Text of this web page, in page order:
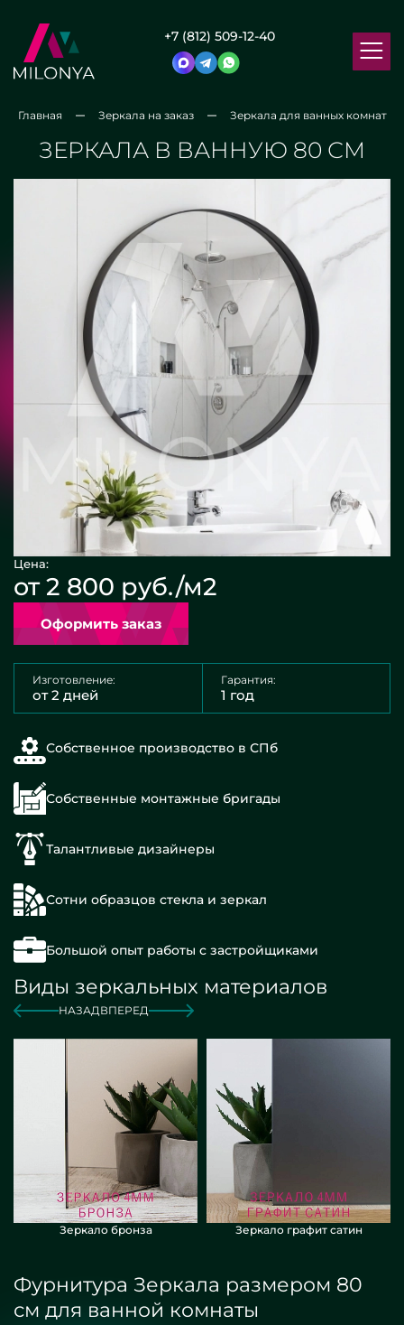
+7 (812) 509-12-40
Главная Зеркала на заказ Зеркала для ванных комнат
ЗЕРКАЛА В ВАННУЮ 80 СМ
Цена:
от 2 800 руб./м2
Оформить заказ
Изготовление:
от 2 дней
Гарантия:
1 год
Собственное производство в СПб
Собственные монтажные бригады
Талантливые дизайнеры
Сотни образцов стекла и зеркал
Большой опыт работы с застройщиками
Виды зеркальных материалов
НАЗАДВПЕРЕД
Зеркало бронза Зеркало графит сатин
Фурнитура Зеркала размером 80
см для ванной комнаты